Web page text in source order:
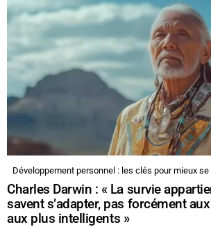
Développement personnel : les clés pour mieux
Charles Darwin : « La survie
savent s’adapter, pas forcément
aux plus intelligents »